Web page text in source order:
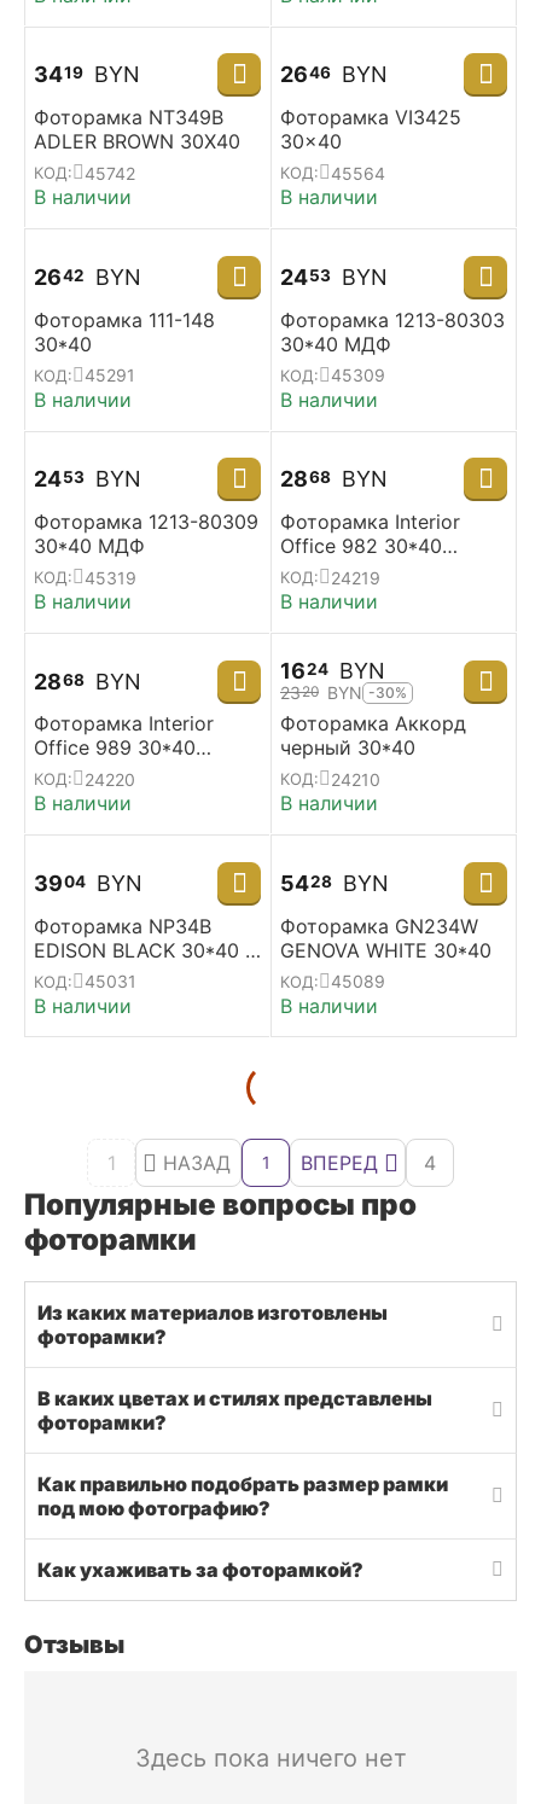
Популярные вопросы про
фоторамки
Из каких материалов изготовлены
фоторамки?
В каких цветах и стилях представлены
фоторамки?
Как правильно подобрать размер рамки
под мою фотографию?
Как ухаживать за фоторамкой?
3419 BYN
Фоторамка NT349B
ADLER BROWN 30X40
КОД: 45742
В наличии
2646 BYN
Фоторамка VI3425
30x40
КОД: 45564
В наличии
2642 BYN
Фоторамка 111-148
30*40
КОД: 45291
В наличии
2453 BYN
Фоторамка 1213-80303
30*40 МДФ
КОД: 45309
В наличии
2453 BYN
Фоторамка 1213-80309
30*40 МДФ
КОД: 45319
В наличии
2868 BYN
Фоторамка Interior
Office 982 30*40
коричневый
КОД: 24219
В наличии
2868 BYN
Фоторамка Interior
Office 989 30*40
черный
КОД: 24220
В наличии
1624 BYN
2320 BYN -30%
Фоторамка Аккорд
черный 30*40
КОД: 24210
В наличии
3904 BYN
Фоторамка NP34B
EDISON BLACK 30*40 с
паспарту 20*30
КОД: 45031
В наличии
5428 BYN
Фоторамка GN234W
GENOVA WHITE 30*40
КОД: 45089
В наличии
1 НАЗАД 1 ВПЕРЕД 4
Отзывы
Здесь пока ничего нет